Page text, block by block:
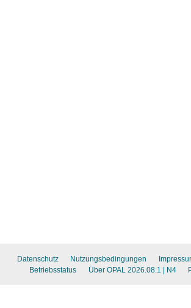
Datenschutz Nutzungsbedingungen
Betriebsstatus
Über OPAL 2026.08.1 | N4